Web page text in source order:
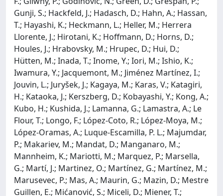
Gunji, S.; Hackfeld, J.; Hadasch, D.; Hahn, A.; Hassan,
T.; Hayashi, K.; Heckmann, L.; Heller, M.; Herrera
Llorente, J.; Hirotani, K.; Hoffmann, D.; Horns, D.;
Houles, J.; Hrabovsky, M.; Hrupec, D.; Hui, D.;
Hütten, M.; Inada, T.; Inome, Y.; Iori, M.; Ishio, K.;
Iwamura, Y.; Jacquemont, M.; Jiménez Martínez, I.;
Jouvin, L.; Juryšek, J.; Kagaya, M.; Karas, V.; Katagiri,
H.; Kataoka, J.; Kerszberg, D.; Kobayashi, Y.; Kong, A.;
Kubo, H.; Kushida, J.; Lamanna, G.; Lamastra, A.; Le
Flour, T.; Longo, F.; López-Coto, R.; López-Moya, M.;
López-Oramas, A.; Luque-Escamilla, P. L.; Majumdar,
P.; Makariev, M.; Mandat, D.; Manganaro, M.;
Mannheim, K.; Mariotti, M.; Marquez, P.; Marsella,
G.; Martí, J.; Martinez, O.; Martínez, G.; Martínez, M.;
Marusevec, P.; Mas, A.; Maurin, G.; Mazin, D.; Mestre
Guillen, E.; Mićanović, S.; Miceli, D.; Miener, T.;